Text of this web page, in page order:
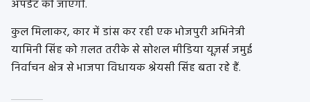
अपडेट की जाएगी.
कुल मिलाकर, कार में डांस कर रही एक भोजपुरी अभिनेत्री
यामिनी सिंह को ग़लत तरीके से सोशल मीडिया यूज़र्स जमुई
निर्वाचन क्षेत्र से भाजपा विधायक श्रेयसी सिंह बता रहे हैं.